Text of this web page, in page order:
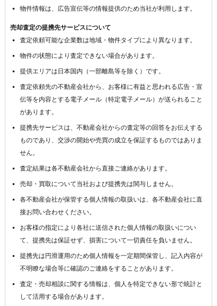
物件情報は、広告宣伝等の情報提供のため当社が利用します。
売却査定の提携先サービスについて
査定依頼可能な企業数は地域・物件タイプにより異なります。
物件の状態により査定できない場合があります。
提供エリアは日本国内（一部離島等を除く）です。
査定依頼先の不動産会社から、お客様に有益と思われる広告・宣
伝等を内容とする電子メール（特定電子メール）が送られること
があります。
提携先サービスは、不動産会社からの査定等の回答をお伝えする
ものであり、交渉の開始や売買の成立を保証するものではありま
せん。
査定結果は各不動産会社から直接ご連絡があります。
売却・買取について当社および提携先は関与しません。
各不動産会社が保管する個人情報の取扱いは、各不動産会社に直
接お問い合わせください。
お客様の指定により各社に送信された個人情報の取扱いについ
て、提携先は保証せず、損害について一切責任を負いません。
提携先は円滑運用のため個人情報を一定期間保管し、記入内容が
不明瞭な場合等に確認のご連絡をすることがあります。
査定・売却相談に関する情報は、個人を特定できない形で統計と
して活用する場合があります。